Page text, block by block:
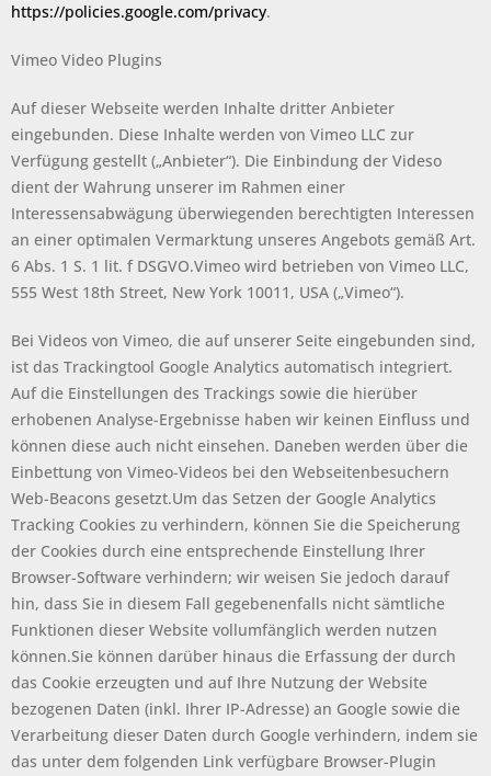
https://policies.google.com/privacy.
Vimeo Video Plugins
Auf dieser Webseite werden Inhalte dritter Anbieter
eingebunden. Diese Inhalte werden von Vimeo LLC zur
Verfügung gestellt („Anbieter“). Die Einbindung der Videso
dient der Wahrung unserer im Rahmen einer
Interessensabwägung überwiegenden berechtigten Interessen
an einer optimalen Vermarktung unseres Angebots gemäß Art.
6 Abs. 1 S. 1 lit. f DSGVO.Vimeo wird betrieben von Vimeo LLC,
555 West 18th Street, New York 10011, USA („Vimeo“).
Bei Videos von Vimeo, die auf unserer Seite eingebunden sind,
ist das Trackingtool Google Analytics automatisch integriert.
Auf die Einstellungen des Trackings sowie die hierüber
erhobenen Analyse-Ergebnisse haben wir keinen Einfluss und
können diese auch nicht einsehen. Daneben werden über die
Einbettung von Vimeo-Videos bei den Webseitenbesuchern
Web-Beacons gesetzt.Um das Setzen der Google Analytics
Tracking Cookies zu verhindern, können Sie die Speicherung
der Cookies durch eine entsprechende Einstellung Ihrer
Browser-Software verhindern; wir weisen Sie jedoch darauf
hin, dass Sie in diesem Fall gegebenenfalls nicht sämtliche
Funktionen dieser Website vollumfänglich werden nutzen
können.Sie können darüber hinaus die Erfassung der durch
das Cookie erzeugten und auf Ihre Nutzung der Website
bezogenen Daten (inkl. Ihrer IP-Adresse) an Google sowie die
Verarbeitung dieser Daten durch Google verhindern, indem sie
das unter dem folgenden Link verfügbare Browser-Plugin